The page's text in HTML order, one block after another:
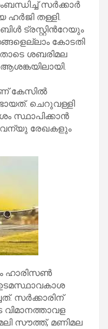
സർക്കാർ
തള്ളി.
ട്രസ്റ്റിന്‍റേയും
കോടതി
ശബരിമല
കേസിൽ
ചെറുവള്ളി
സ്ഥാപിക്കാൻ
രേഖകളും
ഹാരിസൺ
സർക്കാരിന്
വിമാനത്താവള
സൗത്ത്, മണിമല